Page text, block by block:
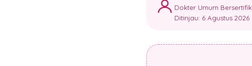
Dokter Umum
Ditinjau: 6 Agustus 2026